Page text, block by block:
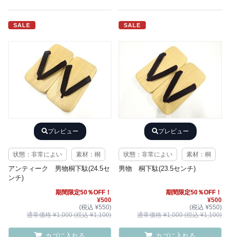
SALE
プレビュー
状態：非常によい 素材：桐
アンティーク 男物桐下駄(24.5セ
ンチ)
期間限定50％OFF！
¥500
(税込 ¥550)
通常価格 ¥1,000 (税込 ¥1,100)
SALE
プレビュー
状態：非常によい 素材：桐
男物 桐下駄(23.5センチ)
期間限定50％OFF！
¥500
(税込 ¥550)
通常価格 ¥1,000 (税込 ¥1,100)